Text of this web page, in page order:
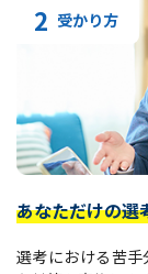
2 受かり方
あなただけの選
選考における苦